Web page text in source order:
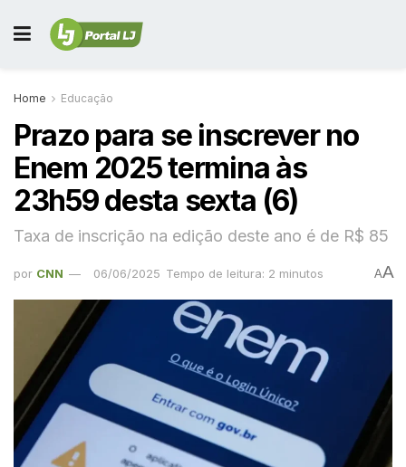
Home Educação
Prazo para se inscrever no
Enem 2025 termina às
23h59 desta sexta (6)
Taxa de inscrição na edição deste ano é de R$ 85
por CNN 06/06/2025 Tempo de leitura: 2 minutos AA